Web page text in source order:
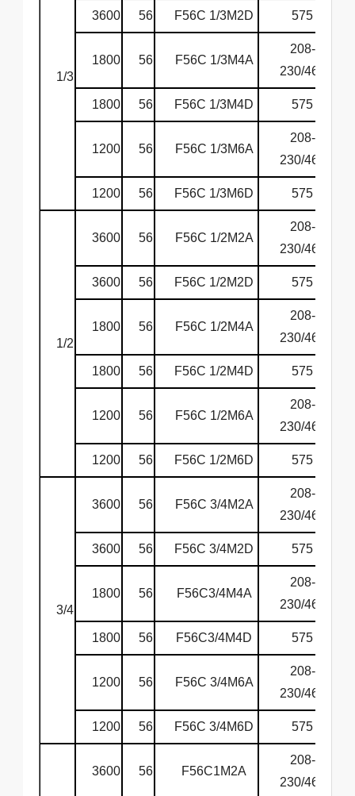
1/3
3600 56 F56C 1/3M2D 575
1800 56 F56C 1/3M4A
208-
230/460
1800 56 F56C 1/3M4D 575
1200 56 F56C 1/3M6A
208-
230/460
1200 56 F56C 1/3M6D 575
1/2
3600 56 F56C 1/2M2A
208-
230/460
3600 56 F56C 1/2M2D 575
1800 56 F56C 1/2M4A
208-
230/460
1800 56 F56C 1/2M4D 575
1200 56 F56C 1/2M6A
208-
230/460
1200 56 F56C 1/2M6D 575
3/4
3600 56 F56C 3/4M2A
208-
230/460
3600 56 F56C 3/4M2D 575
1800 56 F56C3/4M4A
208-
230/460
1800 56 F56C3/4M4D 575
1200 56 F56C 3/4M6A
208-
230/460
1200 56 F56C 3/4M6D 575
3600 56 F56C1M2A
208-
230/460